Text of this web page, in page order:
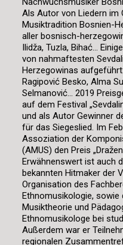
Als Autor von Liedern im
Musiktradition Bosnien-
aller bosnisch-
Ilidža, Tuzla, Bihać…
von nahmaftesten
Herzegowinas
Ragipović Besko, Alma
Selmanović… 2019
auf dem Festival
und als Autor Gewinner
für das Siegeslied. Im
Assoziation der
(AMUS) den Preis
Erwähnenswert ist auch
bekannten Hitmaker der
Organisation des
Ethnomusikologie,
Musiktheorie und
Ethnomusikologe bei
Außerdem war er
regionalen